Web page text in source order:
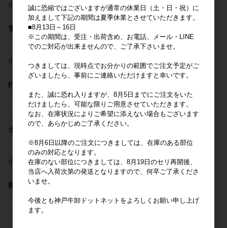
例) example@example.com
電話番号
-
-
例) 03-0000-0000
FAX番号
-
-
ホームページURL
例) http://www.example.com/
郵便番号
- 住所検索
誠に恐縮ではございますが通常の休業日（土・日・祝）に
加えまして下記の期間は夏季休業とさせていただきます。
■8月13日～16日
※この期間は、受注・出荷含め、お電話、メール・LINE
でのご対応が出来ませんので、ご了承下さいませ。
つきましては、現時点でお分かりの範囲でご注文予定がご
ざいましたら、事前にご連絡いただけますと幸いです。
また、誠に恐れ入りますが、8月5日までにご注文をいた
だけましたら、可能な限りご用意させていただきます。
なお、在庫状況によりご希望に添えない場合もございます
ので、あらかじめご了承ください。
※8月6日以降のご注文につきましては、在庫のある部位
のみの対応となります。
在庫のない部位につきましては、8月19日のセリ再開後、
当店へ入荷次第の発送となりますので、何卒ご了承くださ
いませ。
今後とも神戸牛卸ドットネットをよろしくお願い申し上げ
ます。